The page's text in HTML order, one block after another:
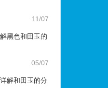
11/07
黑色和田玉的
05/07
解和田玉的分